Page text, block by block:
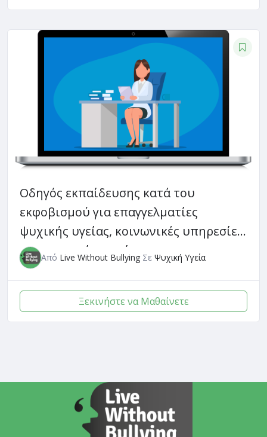
Οδηγός εκπαίδευσης κατά του
εκφοβισμού για επαγγελματίες
ψυχικής υγείας, κοινωνικές υπηρεσίες
και υπηρεσίες υγείας
Από Live Without Bullying Σε Ψυχική Υγεία
Ξεκινήστε να Μαθαίνετε